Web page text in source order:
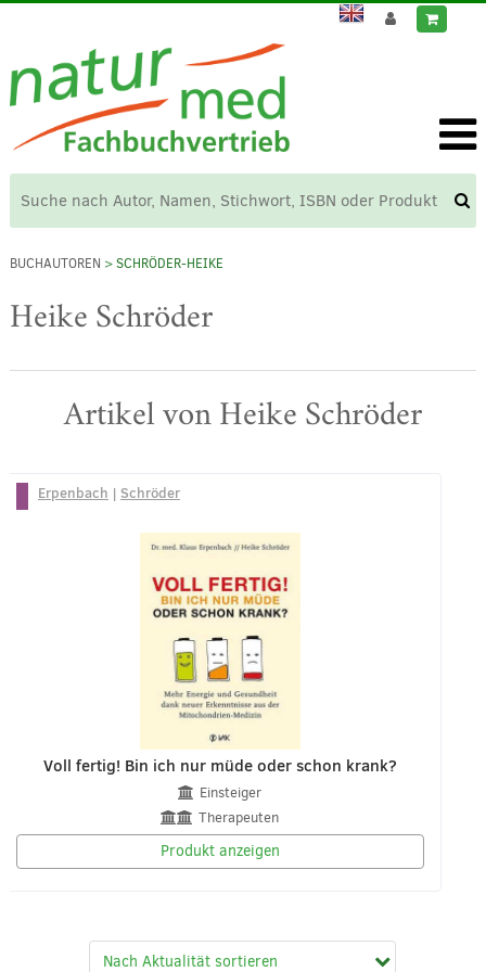
BUCHAUTOREN > SCHRÖDER-HEIKE
Heike Schröder
Artikel von Heike Schröder
Erpenbach | Schröder
Voll fertig! Bin ich nur müde oder schon krank?
Einsteiger
Therapeuten
Produkt anzeigen